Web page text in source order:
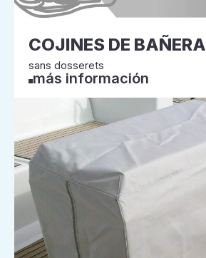
COJINES DE BAÑERA
sans dosserets
más información